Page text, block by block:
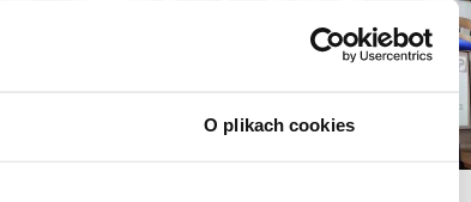
O plikach cookies